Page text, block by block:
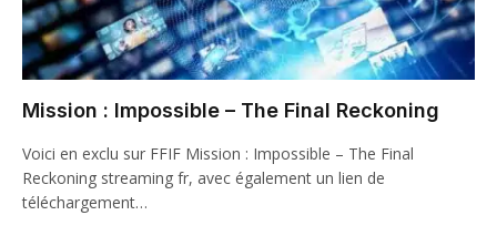
Mission : Impossible – The Final Reckoning
Voici en exclu sur FFIF Mission : Impossible – The Final
Reckoning streaming fr, avec également un lien de
téléchargement…